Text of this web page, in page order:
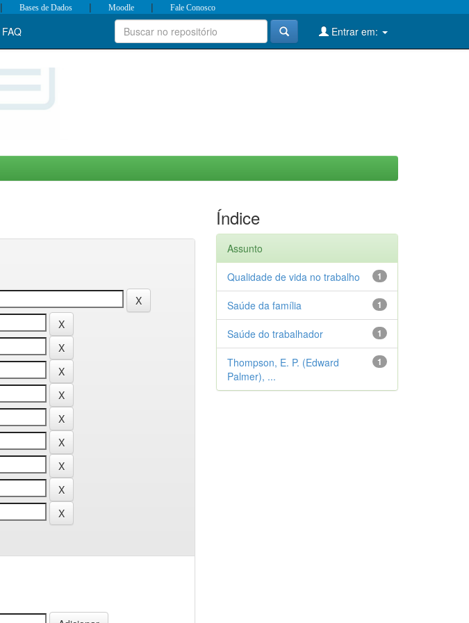
| Bases de Dados | Moodle | Fale Conosco
FAQ Entrar em:
Índice
Assunto
1
Qualidade de vida no trabalho
1
Saúde da família
1
Saúde do trabalhador
1
Thompson, E. P. (Edward
Palmer), ...